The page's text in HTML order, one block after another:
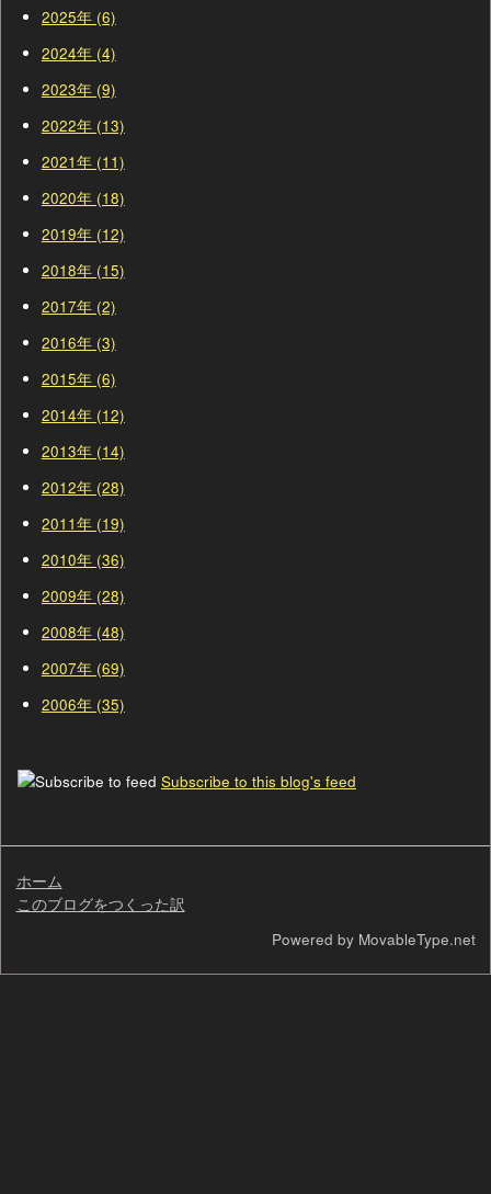
2025年 (6)
2024年 (4)
2023年 (9)
2022年 (13)
2021年 (11)
2020年 (18)
2019年 (12)
2018年 (15)
2017年 (2)
2016年 (3)
2015年 (6)
2014年 (12)
2013年 (14)
2012年 (28)
2011年 (19)
2010年 (36)
2009年 (28)
2008年 (48)
2007年 (69)
2006年 (35)
Subscribe to this blog's feed
ホーム
このブログをつくった訳
自
Powered by MovableType.net